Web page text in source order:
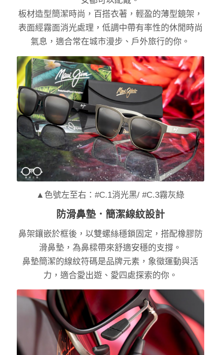
板材造型簡潔時尚，百搭衣著，輕盈的薄型鏡架，
表面經霧面消光處理，低調中帶有率性的休閒時尚
氣息，適合常在城市漫步、戶外旅行的你。
▲色號左至右：#C.1消光黑/ #C.3霧灰綠
防滑鼻墊．簡潔線紋設計
鼻架鑲嵌於框後，以雙螺絲穩鎖固定，搭配橡膠防
滑鼻墊，為鼻樑帶來舒適安穩的支撐。
鼻墊簡潔的線紋符碼是品牌元素，象徵運動與活
力，適合愛出遊、愛四處探索的你。